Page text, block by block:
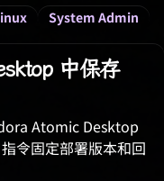
System Admin
中保存
Atomic Desktop
令固定部署版本和回